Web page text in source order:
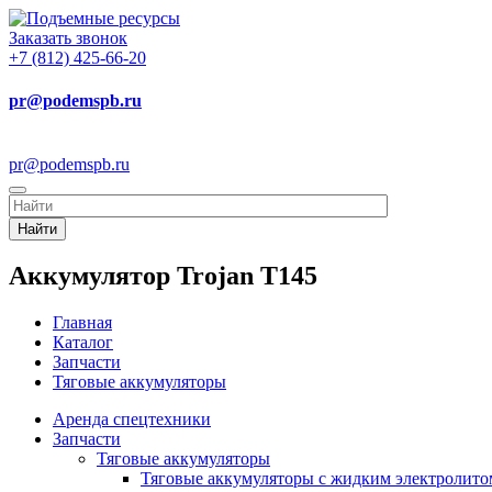
Заказать звонок
+7 (812) 425-66-20
pr@podemspb.ru
pr@podemspb.ru
Найти
Аккумулятор Trojan T145
Главная
Каталог
Запчасти
Тяговые аккумуляторы
Аренда спецтехники
Запчасти
Тяговые аккумуляторы
Тяговые аккумуляторы с жидким